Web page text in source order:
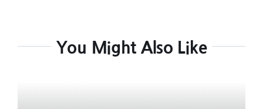
You Might Also Like